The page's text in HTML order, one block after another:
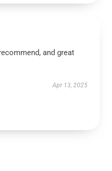
and great
Apr 13, 2025